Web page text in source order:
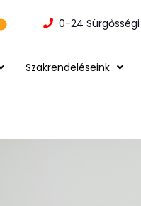
0-24
Szakrendeléseink